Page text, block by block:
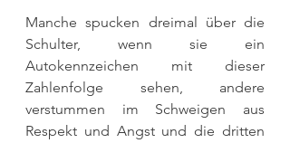
Manche spucken dreimal über die
Schulter, wenn sie ein
Autokennzeichen mit dieser
Zahlenfolge sehen, andere
verstummen im Schweigen aus
Respekt und Angst und die dritten